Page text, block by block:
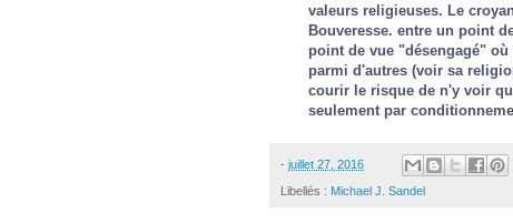
valeurs religieuses. Le
Bouveresse. entre un point
point de vue "désengagé"
parmi d'autres (voir sa
courir le risque de n'y voir
seulement par
- juillet 27, 2016
Libellés : Michael J. Sandel